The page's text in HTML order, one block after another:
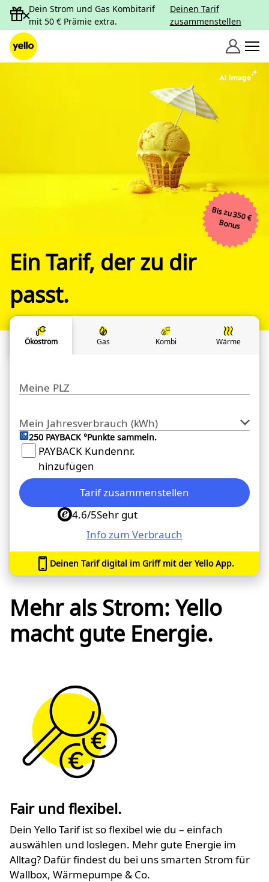
Zum Inhalt springen
Dein Strom und Gas Kombitarif
mit 50 € Prämie extra.
Deinen Tarif
zusammenstellen
Ein Tarif, der zu dir
passt.
Bis zu 350 €
Bonus
Ökostrom Gas Kombi Wärme
Meine PLZ
Mein Jahresverbrauch (kWh)
250 PAYBACK °Punkte sammeln.
PAYBACK Kundennr.
hinzufügen
Tarif zusammenstellen
4.6/5Sehr gut
Info zum Verbrauch
Deinen Tarif digital im Griff mit der Yello App.
Mehr als Strom: Yello
macht gute Energie.
Fair und flexibel.
Dein Yello Tarif ist so flexibel wie du – einfach
auswählen und loslegen. Mehr gute Energie im
Alltag? Dafür findest du bei uns smarten Strom für
Wallbox, Wärmepumpe & Co.